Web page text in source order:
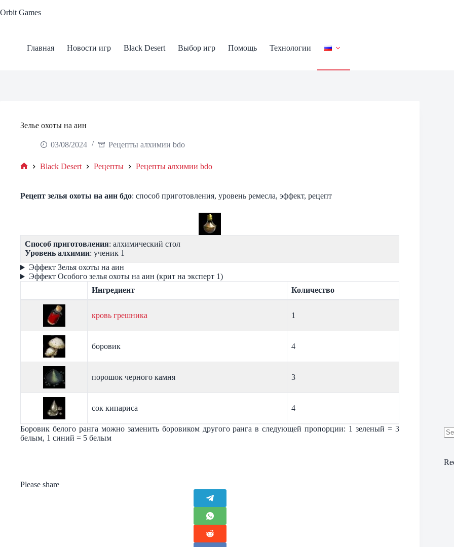
to
Orbit Games
Главная Новости игр Black Desert Выбор игр Помощь Технологии
Зелье охоты на аин
03/08/2024 Рецепты алхимии bdo
Black Desert Рецепты Рецепты алхимии bdo
Рецепт зелья охоты на аин бдо: способ приготовления, уровень ремесла, эффект, рецепт
Способ приготовления: алхимический стол
Уровень алхимии: ученик 1
Эффект Зелья охоты на аин
Эффект Особого зелья охоты на аин (крит на эксперт 1)
Ингредиент
Количество
кровь грешника 1
боровик 4
порошок черного камня 3
сок кипариса 4
Боровик белого ранга можно заменить боровиком другого ранга в следующей пропорции: 1 зеленый = 3
белым, 1 синий = 5 белым
Please share